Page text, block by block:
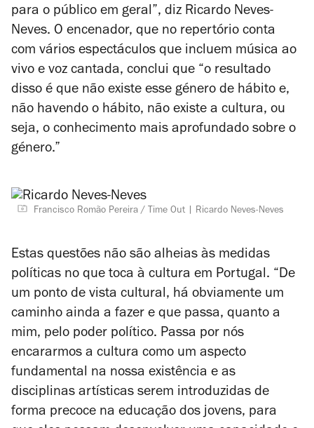
para o público em geral”, diz Ricardo Neves-
Neves. O encenador, que no repertório conta
com vários espectáculos que incluem música ao
vivo e voz cantada, conclui que “o resultado
disso é que não existe esse género de hábito e,
não havendo o hábito, não existe a cultura, ou
seja, o conhecimento mais aprofundado sobre o
género.”
Francisco Romão Pereira / Time Out Ricardo Neves-Neves
Estas questões não são alheias às medidas
políticas no que toca à cultura em Portugal. “De
um ponto de vista cultural, há obviamente um
caminho ainda a fazer e que passa, quanto a
mim, pelo poder político. Passa por nós
encararmos a cultura como um aspecto
fundamental na nossa existência e as
disciplinas artísticas serem introduzidas de
forma precoce na educação dos jovens, para